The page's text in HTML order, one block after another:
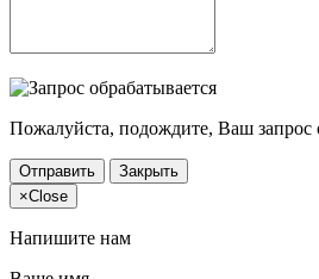
Пожалуйста, подождите, Ваш запрос
Отправить
Закрыть
×Close
Напишите нам